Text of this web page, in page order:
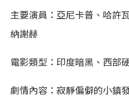
主要演員：亞尼卡普、哈許
納謝赫
電影類型：印度暗黑、西部
劇情內容：寂靜偏僻的小鎮